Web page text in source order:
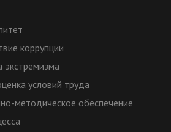
коррупции
экстремизма
условий труда
методическое обеспечение